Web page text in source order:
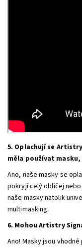
5. Oplachují se
měla používat
Ano, naše masky se
pokryjí celý obličej
naše masky natolik
multimasking.
6. Mohou Artistry
Ano! Masky jsou